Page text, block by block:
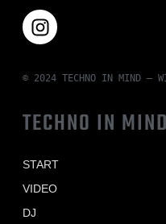
© 2024 TECHNO IN MIND –
TECHNO IN MIND
START
VIDEO
DJ